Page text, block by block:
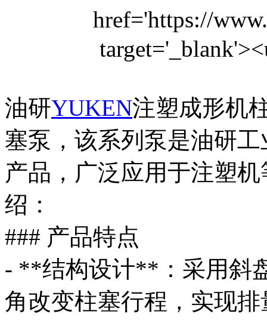
油研YUKEN注塑成形机
塞泵，该系列泵是油研
产品，广泛应用于注塑
绍：
### 产品特点
- **结构设计**：采用斜
角改变柱塞行程，实现